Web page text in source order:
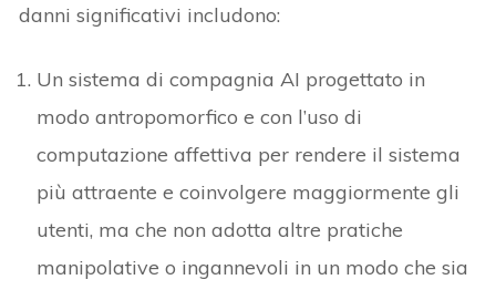
danni significativi includono:
Un sistema di compagnia AI progettato in
modo antropomorfico e con l’uso di
computazione affettiva per rendere il sistema
più attraente e coinvolgere maggiormente gli
utenti, ma che non adotta altre pratiche
manipolative o ingannevoli in un modo che sia